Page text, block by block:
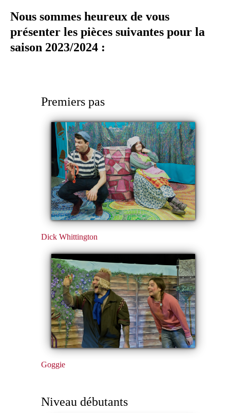
Nous sommes heureux de vous
présenter les pièces suivantes pour la
saison 2023/2024 :
Premiers pas
Dick Whittington
Goggie
Niveau débutants